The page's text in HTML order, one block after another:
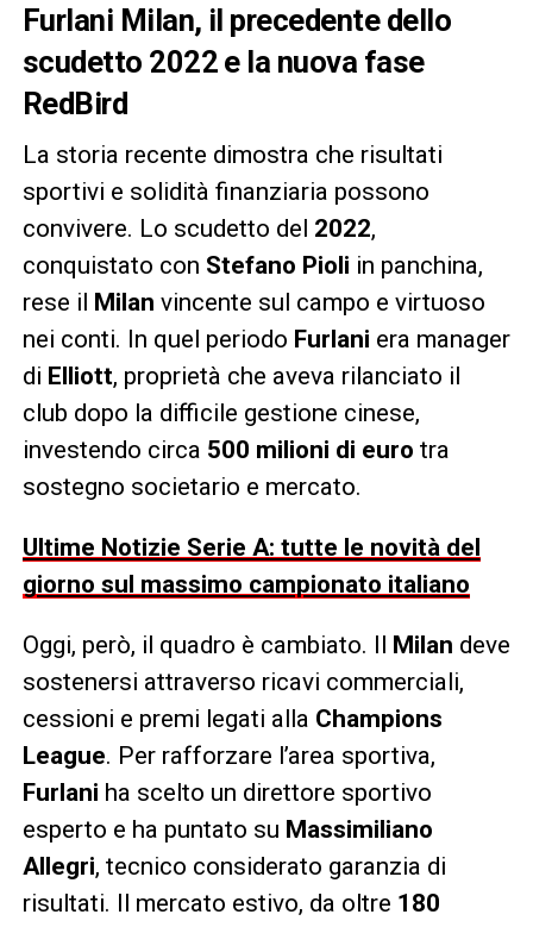
Furlani Milan, il precedente dello
scudetto 2022 e la nuova fase
RedBird
La storia recente dimostra che risultati
sportivi e solidità finanziaria possono
convivere. Lo scudetto del 2022,
conquistato con Stefano Pioli in panchina,
rese il Milan vincente sul campo e virtuoso
nei conti. In quel periodo Furlani era manager
di Elliott, proprietà che aveva rilanciato il
club dopo la difficile gestione cinese,
investendo circa 500 milioni di euro tra
sostegno societario e mercato.
Ultime Notizie Serie A: tutte le novità del
giorno sul massimo campionato italiano
Oggi, però, il quadro è cambiato. Il Milan deve
sostenersi attraverso ricavi commerciali,
cessioni e premi legati alla Champions
League. Per rafforzare l’area sportiva,
Furlani ha scelto un direttore sportivo
esperto e ha puntato su Massimiliano
Allegri, tecnico considerato garanzia di
risultati. Il mercato estivo, da oltre 180